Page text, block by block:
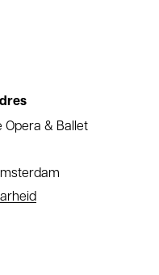
Opera & Ballet